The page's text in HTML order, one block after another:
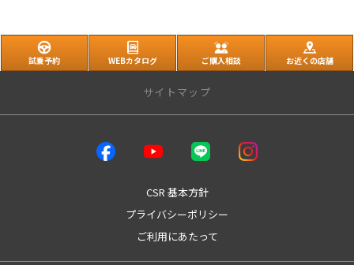
試乗予約 WEBカタログ ご購入相談 お近くの店舗
サイトマップ
CSR 基本方針
プライバシーポリシー
ご利用にあたって